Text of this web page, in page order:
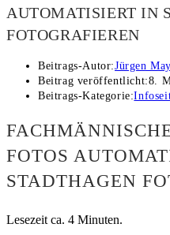
AUTOMATISIERT IN
FOTOGRAFIEREN
Beitrags-Autor:Jürgen
Beitrag veröffentlicht:8.
Beitrags-Kategorie:
FOTOS
STADTHAGEN
Lesezeit ca. 4 Minuten.